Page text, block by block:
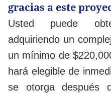
gracias a este
Usted puede
adquiriendo un
un mínimo de
hará elegible de
se otorga después